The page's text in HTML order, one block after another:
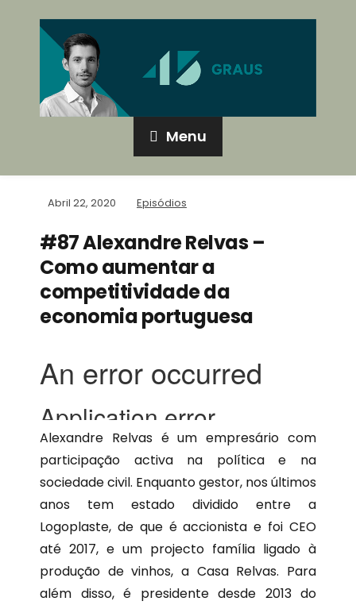
Menu
Abril 22, 2020 Episódios
#87 Alexandre Relvas –
Como aumentar a
competitividade da
economia portuguesa
Alexandre Relvas é um empresário com
participação activa na política e na
sociedade civil. Enquanto gestor, nos últimos
anos tem estado dividido entre a
Logoplaste, de que é accionista e foi CEO
até 2017, e um projecto família ligado à
produção de vinhos, a Casa Relvas. Para
além disso, é presidente desde 2013 do